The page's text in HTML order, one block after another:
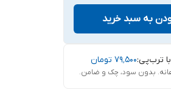
به سبد خرید
ترب‌پی:۷۹٬۵۰۰ تومان